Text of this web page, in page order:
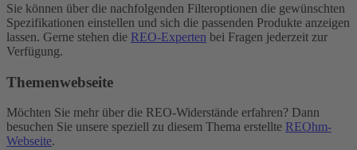
Sie können über die nachfolgenden Filteroptionen die gewünschten
Spezifikationen einstellen und sich die passenden Produkte anzeigen
lassen. Gerne stehen die REO-Experten bei Fragen jederzeit zur
Verfügung.
Themenwebseite
Möchten Sie mehr über die REO-Widerstände erfahren? Dann
besuchen Sie unsere speziell zu diesem Thema erstellte REOhm-
Webseite.